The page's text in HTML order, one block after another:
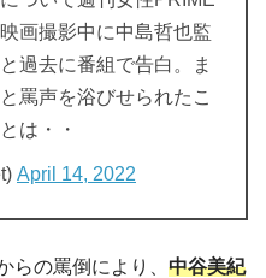
画撮影中に中島哲也監
過去に番組で告白。ま
罵声を浴びせられたこ
は・・
April 14, 2022
らの罵倒により、 中谷美紀